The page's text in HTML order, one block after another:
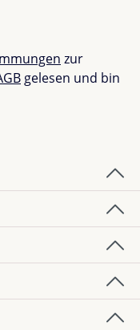
einfach: einfach
ist der
wertvolles
zur
gelesen und bin